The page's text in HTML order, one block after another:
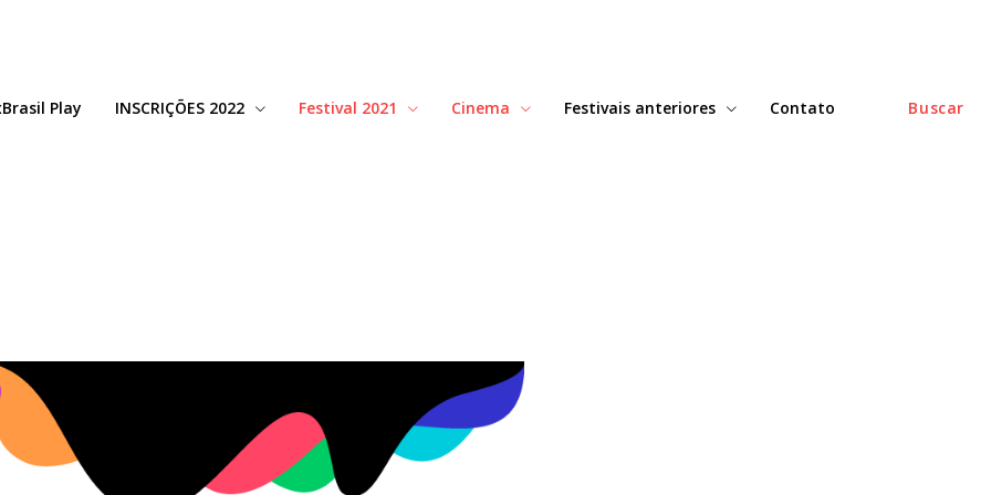
Buscar
Play INSCRIÇÕES 2022 Festival 2021 Cinema Festivais anteriores Contato